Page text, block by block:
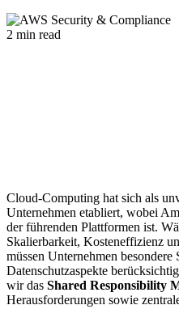
2 min read
Cloud-Computing hat sich als
Unternehmen etabliert, wobei
der führenden Plattformen ist.
Skalierbarkeit, Kosteneffizienz
müssen Unternehmen besondere
Datenschutzaspekte
wir das Shared Responsibility
Herausforderungen sowie